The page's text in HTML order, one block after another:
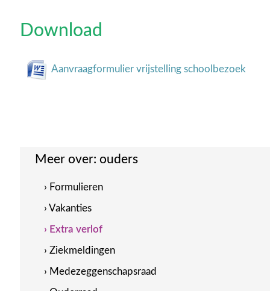
Download
Aanvraagformulier vrijstelling schoolbezoek
Meer over:ouders
› Formulieren
› Vakanties
› Extra verlof
› Ziekmeldingen
› Medezeggenschapsraad